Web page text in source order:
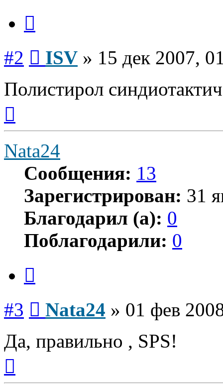
#2 ISV » 15 дек 2007,
Полистирол
началу
Nata24
Сообщения: 13
Зарегистрирован: 31
Благодарил (а): 0
Поблагодарили: 0
#3 Nata24 » 01 фев
Да, правильно , SPS!
началу